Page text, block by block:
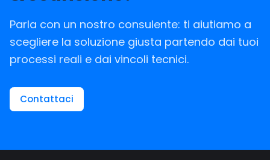
Parla con un nostro consulente: ti aiutiamo a
scegliere la soluzione giusta partendo dai tuoi
processi reali e dai vincoli tecnici.
Contattaci